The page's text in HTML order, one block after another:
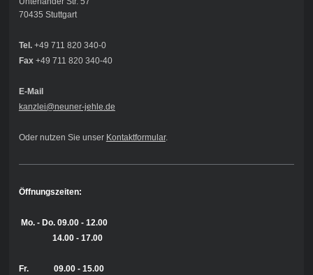
70435 Stuttgart
Tel.+49 711 820 340-0
Fax+49 711 820 340-40
E-Mail
kanzlei@neuner-jehle.de
Oder nutzen Sie unser Kontaktformular.
Öffnungszeiten:
Mo. - Do. 09.00 - 12.00
14.00 - 17.00
Fr. 09.00 - 15.00